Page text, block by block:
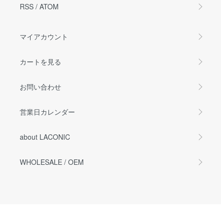
RSS / ATOM
マイアカウント
カートを見る
お問い合わせ
営業日カレンダー
about LACONIC
WHOLESALE / OEM